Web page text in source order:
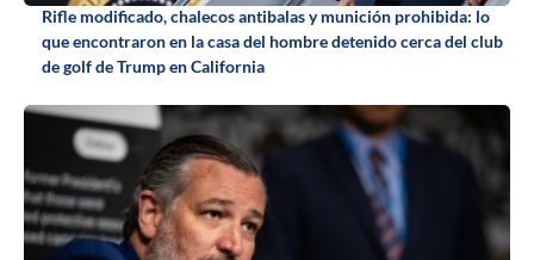
Rifle modificado, chalecos antibalas y munición prohibida: lo
que encontraron en la casa del hombre detenido cerca del club
de golf de Trump en California